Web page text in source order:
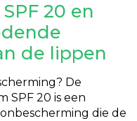
20 en
de lippen
De
SPF 20 is een
die de